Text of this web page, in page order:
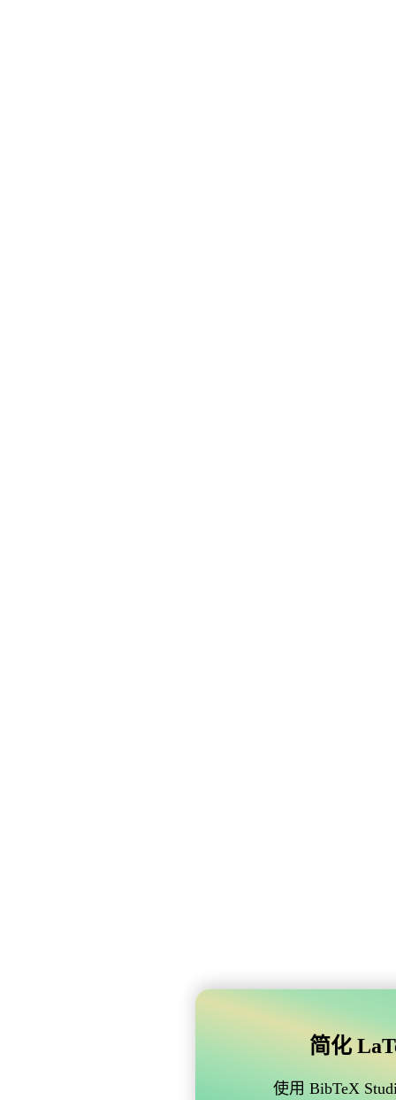
简化
使用 BibTeX